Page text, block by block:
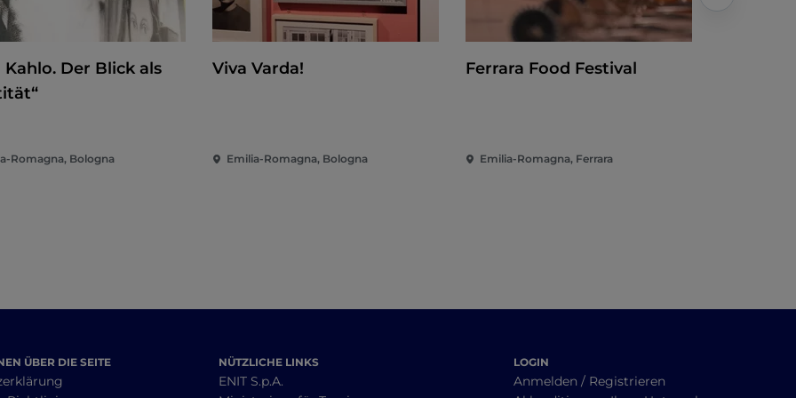
Kahlo. Der Blick als
Romagna, Bologna
Viva Varda!
Emilia-Romagna, Bologna
Ferrara Food Festival
Emilia-Romagna, Ferrara
ÜBER DIE SEITE NÜTZLICHE LINKS
ENIT S.p.A.
LOGIN
Anmelden / Registrieren